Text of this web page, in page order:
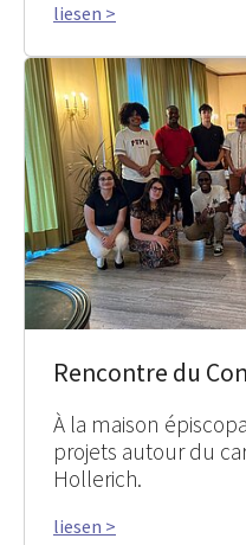
liesen >
Rencontre du
À la maison
projets autour du
Hollerich.
liesen >